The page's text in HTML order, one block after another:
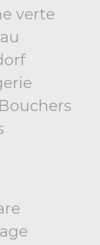
verte